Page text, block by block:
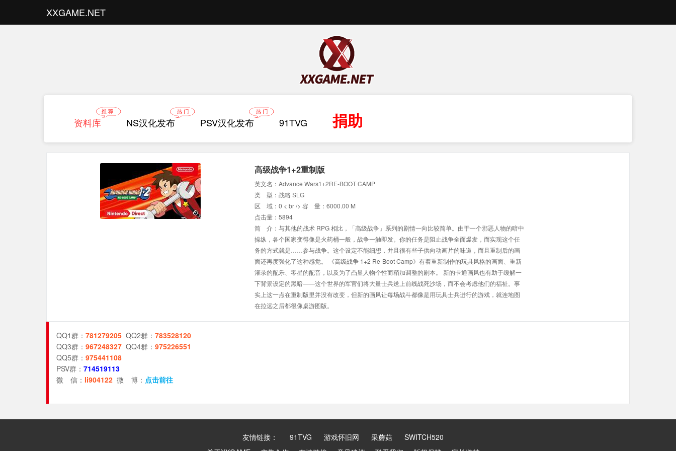
XXGAME.NET
资料库 NS汉化发布 PSV汉化发布 91TVG 捐助
高级战争1+2重制版
英文名：Advance Wars1+2RE-BOOT CAMP
类 型：战略 SLG
区 域：0 < br /> 容 量：6000.00 M
点击量：5894
简 介：与其他的战术 RPG 相比，「高级战争」系列的剧情一向比较简单。由于一个邪恶人物的暗中
操纵，各个国家变得像是火药桶一般，战争一触即发。你的任务是阻止战争全面爆发，而实现这个任
务的方式就是……参与战争。这个设定不能细想，并且很有些子供向动画片的味道，而且重制后的画
面还再度强化了这种感觉。 《高级战争 1+2 Re-Boot Camp》有着重新制作的玩具风格的画面、重新
灌录的配乐、零星的配音，以及为了凸显人物个性而稍加调整的剧本。 新的卡通画风也有助于缓解一
下背景设定的黑暗——这个世界的军官们将大量士兵送上前线战死沙场，而不会考虑他们的福祉。事
实上这一点在重制版里并没有改变，但新的画风让每场战斗都像是用玩具士兵进行的游戏，就连地图
在拉远之后都很像桌游图版。
QQ1群： 781279205 QQ2群： 783528120
QQ3群： 967248327 QQ4群： 975226551
QQ5群： 975441108
PSV群： 714519113
微 信： li904122 微 博： 点击前往
友情链接： 91TVG 游戏怀旧网 采蘑菇
SWITCH520